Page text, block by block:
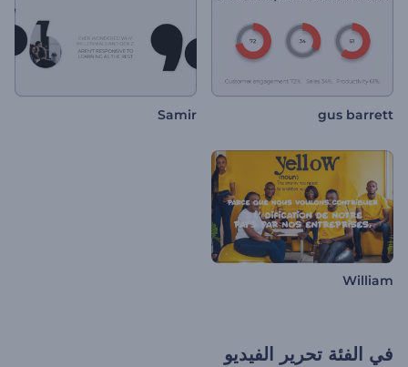
gus barrett
Samir
William
في الفئة تحرير الفيديو